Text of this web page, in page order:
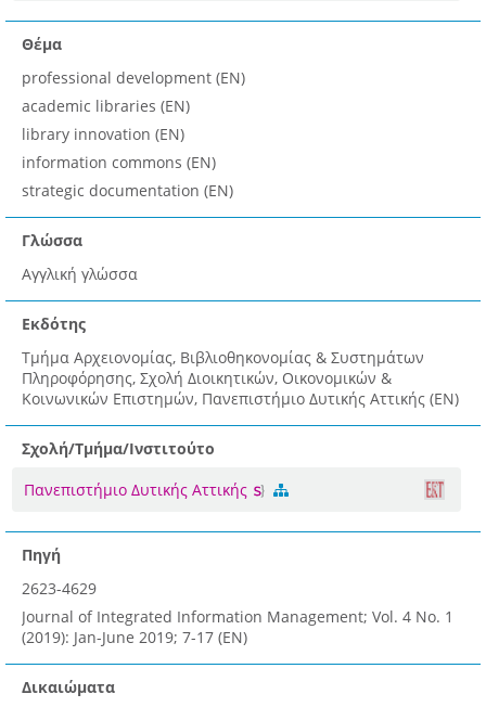
Θέμα
professional development (EN)
academic libraries (EN)
library innovation (EN)
information commons (EN)
strategic documentation (EN)
Γλώσσα
Αγγλική γλώσσα
Εκδότης
Τμήμα Αρχειονομίας, Βιβλιοθηκονομίας & Συστημάτων
Πληροφόρησης, Σχολή Διοικητικών, Οικονομικών &
Κοινωνικών Επιστημών, Πανεπιστήμιο Δυτικής Αττικής (EN)
Σχολή/Τμήμα/Ινστιτούτο
Πανεπιστήμιο Δυτικής Αττικής
Πηγή
2623-4629
Journal of Integrated Information Management; Vol. 4 No. 1
(2019): Jan-June 2019; 7-17 (EN)
Δικαιώματα